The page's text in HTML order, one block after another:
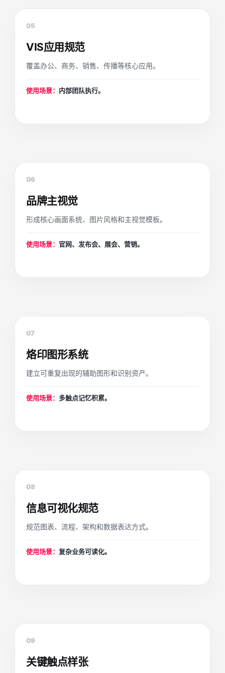
05
VIS应用规范
覆盖办公、商务、销售、传播等核心应用。
使用场景： 内部团队执行。
06
品牌主视觉
形成核心画面系统、图片风格和主视觉模板。
使用场景： 官网、发布会、展会、营销。
07
烙印图形系统
建立可重复出现的辅助图形和识别资产。
使用场景： 多触点记忆积累。
08
信息可视化规范
规范图表、流程、架构和数据表达方式。
使用场景： 复杂业务可读化。
09
关键触点样张